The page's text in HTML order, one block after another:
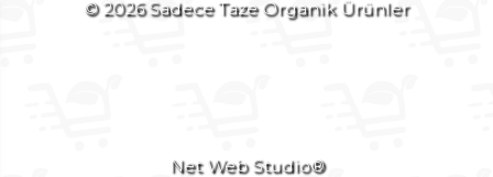
© 2026 Sadece Taze Organik Ürünler
Net Web Studio®